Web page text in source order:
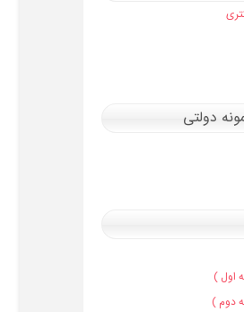
دولتی
اول )
دوم )